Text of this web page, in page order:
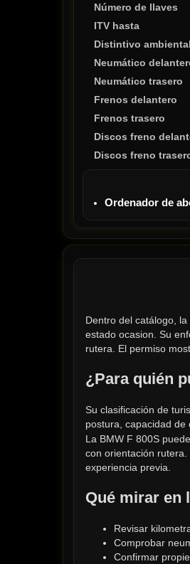
Número de llaves
ITV hasta
Distintivo ambiental
Neumático
Neumático trasero
Frenos delantero
Frenos trasero
Discos freno
Discos freno
Ordenador de
Dentro del catálogo, la
estado ocasion. Su
rutera. El permiso
¿Para quién
Su clasificación de
postura, capacidad de
La BMW F 800S
con orientación
experiencia previa.
Qué mirar en
Revisar
Comprobar
Confirmar